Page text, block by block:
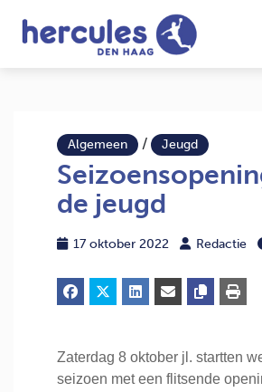
Algemeen / Jeugd
de jeugd
17 oktober 2022 Redactie
Zaterdag 8 oktober jl. startten
seizoen met een flitsende